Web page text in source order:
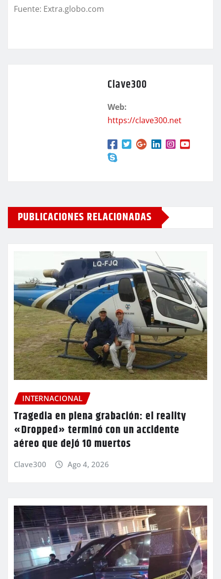
Fuente: Extra.globo.com
Clave300
Web:
https://clave300.net
PUBLICACIONES RELACIONADAS
INTERNACIONAL
Tragedia en plena grabación: el reality
«Dropped» terminó con un accidente
aéreo que dejó 10 muertos
Clave300 Ago 4, 2026